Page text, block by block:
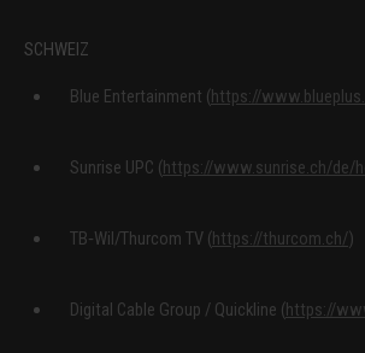
SCHWEIZ
Blue Entertainment (https://
Sunrise UPC (https://www.sunrise.ch/de/
TB‑Wil/Thurcom TV (https://thurcom.ch/)
Digital Cable Group / Quickline (https://